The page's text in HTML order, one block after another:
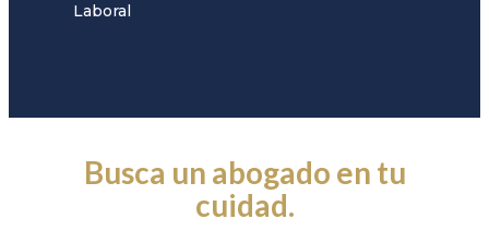
Laboral
Busca un abogado en tu
cuidad.